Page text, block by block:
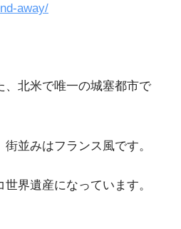
away/
、北米で唯一の城塞都市で
並みはフランス風です。
界遺産になっています。